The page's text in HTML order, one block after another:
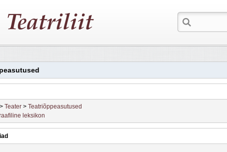
Teater > Teatriõppeasutused
leksikon